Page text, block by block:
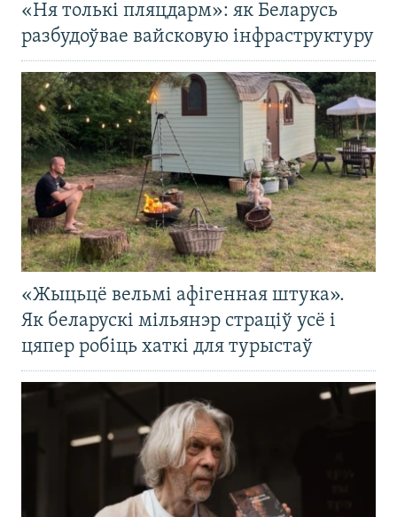
«Ня толькі пляцдарм»: як Беларусь
разбудоўвае вайсковую інфраструктуру
«Жыцьцё вельмі афігенная штука».
Як беларускі мільянэр страціў усё і
цяпер робіць хаткі для турыстаў